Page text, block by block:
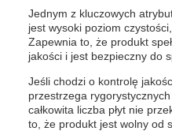
Jednym z kluczowych
jest wysoki poziom
Zapewnia to, że produkt
jakości i jest bezpieczny do
Jeśli chodzi o kontrolę
przestrzega
całkowita liczba płyt nie
to, że produkt jest wolny od